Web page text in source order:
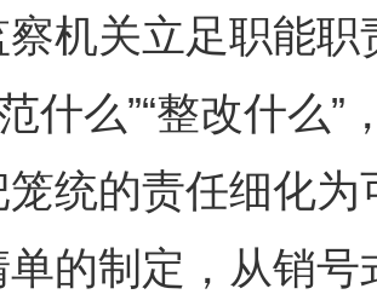
机关立足职能职
什么”“整改什么
笼统的责任细化
的制定，从销